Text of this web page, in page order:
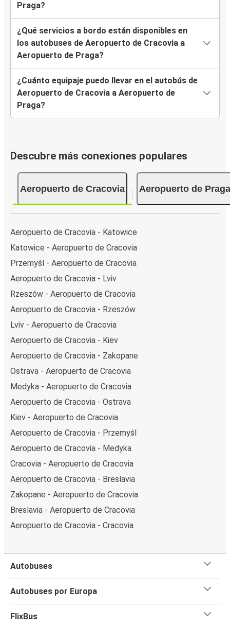
Praga?
¿Qué servicios a bordo están disponibles en
los autobuses de Aeropuerto de Cracovia a
Aeropuerto de Praga?
¿Cuánto equipaje puedo llevar en el autobús de
Aeropuerto de Cracovia a Aeropuerto de
Praga?
Descubre más conexiones populares
Aeropuerto de Cracovia Aeropuerto de Praga
Aeropuerto de Cracovia - Katowice
Katowice - Aeropuerto de Cracovia
Przemyśl - Aeropuerto de Cracovia
Aeropuerto de Cracovia - Lviv
Rzeszów - Aeropuerto de Cracovia
Aeropuerto de Cracovia - Rzeszów
Lviv - Aeropuerto de Cracovia
Aeropuerto de Cracovia - Kiev
Aeropuerto de Cracovia - Zakopane
Ostrava - Aeropuerto de Cracovia
Medyka - Aeropuerto de Cracovia
Aeropuerto de Cracovia - Ostrava
Kiev - Aeropuerto de Cracovia
Aeropuerto de Cracovia - Przemyśl
Aeropuerto de Cracovia - Medyka
Cracovia - Aeropuerto de Cracovia
Aeropuerto de Cracovia - Breslavia
Zakopane - Aeropuerto de Cracovia
Breslavia - Aeropuerto de Cracovia
Aeropuerto de Cracovia - Cracovia
Autobuses
Autobuses por Europa
FlixBus